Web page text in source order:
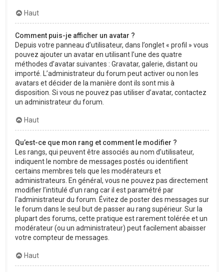
Haut
Comment puis-je afficher un avatar ?
Depuis votre panneau d’utilisateur, dans l’onglet « profil » vous
pouvez ajouter un avatar en utilisant l’une des quatre
méthodes d’avatar suivantes : Gravatar, galerie, distant ou
importé. L’administrateur du forum peut activer ou non les
avatars et décider de la manière dont ils sont mis à
disposition. Si vous ne pouvez pas utiliser d’avatar, contactez
un administrateur du forum.
Haut
Qu’est-ce que mon rang et comment le modifier ?
Les rangs, qui peuvent être associés au nom d’utilisateur,
indiquent le nombre de messages postés ou identifient
certains membres tels que les modérateurs et
administrateurs. En général, vous ne pouvez pas directement
modifier l’intitulé d’un rang car il est paramétré par
l’administrateur du forum. Évitez de poster des messages sur
le forum dans le seul but de passer au rang supérieur. Sur la
plupart des forums, cette pratique est rarement tolérée et un
modérateur (ou un administrateur) peut facilement abaisser
votre compteur de messages.
Haut